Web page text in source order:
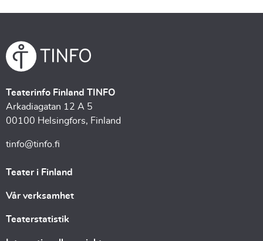
Teaterinfo Finland TINFO
Arkadiagatan 12 A 5
00100 Helsingfors, Finland
tinfo@tinfo.fi
Teater i Finland
Vår verksamhet
Teaterstatistik